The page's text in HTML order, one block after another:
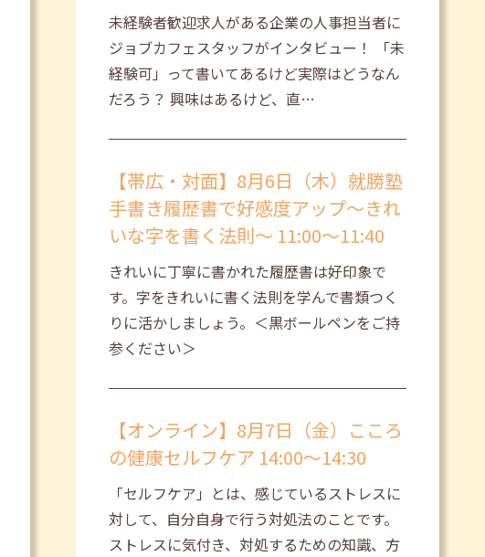
未経験者歓迎求人がある企業の人事担当者に
ジョブカフェスタッフがインタビュー！ 「未
経験可」って書いてあるけど実際はどうなん
だろう？ 興味はあるけど、直…
【帯広・対面】8月6日（木）就勝塾
手書き履歴書で好感度アップ～きれ
いな字を書く法則～ 11:00～11:40
きれいに丁寧に書かれた履歴書は好印象で
す。字をきれいに書く法則を学んで書類つく
りに活かしましょう。＜黒ボールペンをご持
参ください＞
【オンライン】8月7日（金）こころ
の健康セルフケア 14:00～14:30
「セルフケア」とは、感じているストレスに
対して、自分自身で行う対処法のことです。
ストレスに気付き、対処するための知識、方